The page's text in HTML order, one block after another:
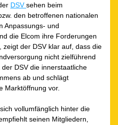
DSV sehen beim
den betroffenen nationalen
Anpassungs- und
die Elcom ihre Forderungen
der DSV klar auf, dass die
nicht zielführend
DSV die innerstaatliche
ab und schlägt
Marktöffnung vor.
vollumfänglich hinter die
seinen Mitgliedern,